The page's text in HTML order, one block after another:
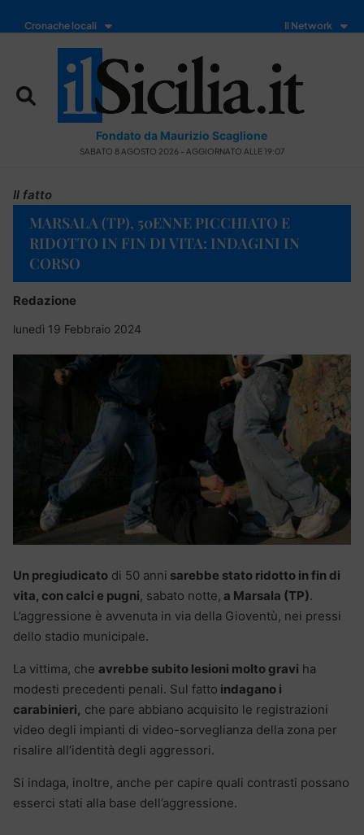
Cronache locali Il Network
Fondato da Maurizio Scaglione
SABATO 8 AGOSTO 2026 - AGGIORNATO ALLE 19:07
Il fatto
MARSALA (TP), 50ENNE PICCHIATO E
RIDOTTO IN FIN DI VITA: INDAGINI IN
CORSO
Redazione
lunedì 19 Febbraio 2024
Un pregiudicato di 50 anni sarebbe stato ridotto in fin di
vita, con calci e pugni, sabato notte, a Marsala (TP).
L’aggressione è avvenuta in via della Gioventù, nei pressi
dello stadio municipale.
La vittima, che avrebbe subito lesioni molto gravi ha
modesti precedenti penali. Sul fatto indagano i
carabinieri, che pare abbiano acquisito le registrazioni
video degli impianti di video-sorveglianza della zona per
risalire all’identità degli aggressori.
Si indaga, inoltre, anche per capire quali contrasti possano
esserci stati alla base dell’aggressione.